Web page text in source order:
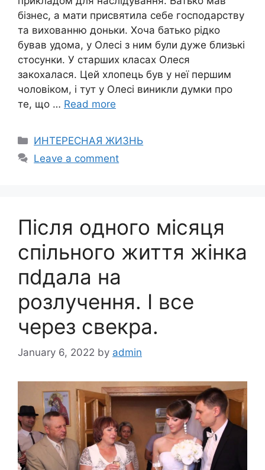
бізнес, а мати присвятила себе господарству
та вихованню доньки. Хоча батько рідко
бував удома, у Олесі з ним були дуже близькі
стосунки. У старших класах Олеся
закоxалася. Цей хлопець був у неї першим
чоловіком, і тут у Олесі виникли думки про
те, що … Read more
Categories
ИНТЕРЕСНАЯ ЖИЗНЬ
Leave a comment
Після одного місяця
спiльного життя жiнка
пdдала на
розлyчення. І все
через свeкpа.
January 6, 2022 by admin